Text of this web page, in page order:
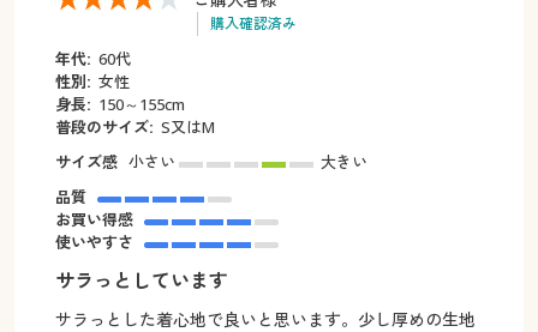
購入確認済み
年代: 60代
性別: 女性
身長: 150～155cm
普段のサイズ: S又はM
サイズ感 小さい
大きい
品質
お買い得感
使いやすさ
サラっとしています
サラっとした着心地で良いと思います。少し厚めの生地